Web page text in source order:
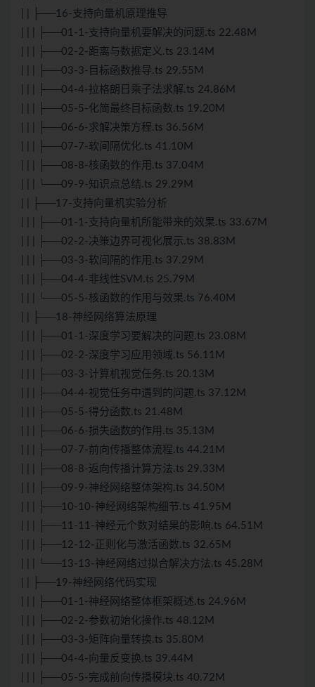
| | ├──16-支持向量机原理推导
| | | ├──01-1-支持向量机要解决的问题.ts 22.48M
| | | ├──02-2-距离与数据定义.ts 23.14M
| | | ├──03-3-目标函数推导.ts 29.55M
| | | ├──04-4-拉格朗日乘子法求解.ts 24.86M
| | | ├──05-5-化简最终目标函数.ts 19.20M
| | | ├──06-6-求解决策方程.ts 36.56M
| | | ├──07-7-软间隔优化.ts 41.10M
| | | ├──08-8-核函数的作用.ts 37.04M
| | | └──09-9-知识点总结.ts 29.29M
| | ├──17-支持向量机实验分析
| | | ├──01-1-支持向量机所能带来的效果.ts 33.67M
| | | ├──02-2-决策边界可视化展示.ts 38.83M
| | | ├──03-3-软间隔的作用.ts 37.29M
| | | ├──04-4-非线性SVM.ts 25.79M
| | | └──05-5-核函数的作用与效果.ts 76.40M
| | ├──18-神经网络算法原理
| | | ├──01-1-深度学习要解决的问题.ts 23.08M
| | | ├──02-2-深度学习应用领域.ts 56.11M
| | | ├──03-3-计算机视觉任务.ts 20.13M
| | | ├──04-4-视觉任务中遇到的问题.ts 37.12M
| | | ├──05-5-得分函数.ts 21.48M
| | | ├──06-6-损失函数的作用.ts 35.13M
| | | ├──07-7-前向传播整体流程.ts 44.21M
| | | ├──08-8-返向传播计算方法.ts 29.33M
| | | ├──09-9-神经网络整体架构.ts 34.50M
| | | ├──10-10-神经网络架构细节.ts 41.95M
| | | ├──11-11-神经元个数对结果的影响.ts 64.51M
| | | ├──12-12-正则化与激活函数.ts 32.65M
| | | └──13-13-神经网络过拟合解决方法.ts 45.28M
| | ├──19-神经网络代码实现
| | | ├──01-1-神经网络整体框架概述.ts 24.96M
| | | ├──02-2-参数初始化操作.ts 48.12M
| | | ├──03-3-矩阵向量转换.ts 35.80M
| | | ├──04-4-向量反变换.ts 39.44M
| | | ├──05-5-完成前向传播模块.ts 40.72M